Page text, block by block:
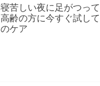
寝苦しい夜に足がつっ
高齢の方に今すぐ試し
のケア